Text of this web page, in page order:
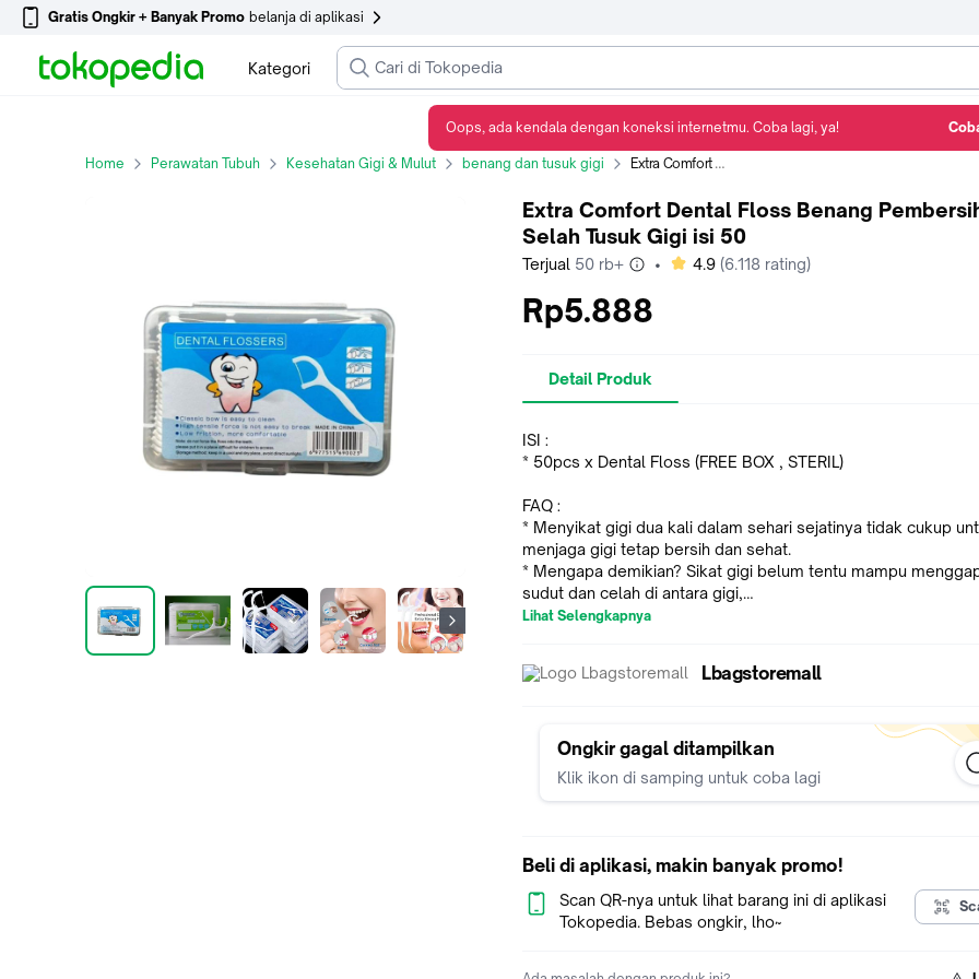
Gratis Ongkir + Banyak Promo belanja di aplikasi
Kategori
Home Perawatan Tubuh Kesehatan Gigi & Mulut benang dan tusuk gigi Extra Comfort Dental Floss Benang Pembersih Selah Tusuk Gigi isi 50
Extra Comfort Dental Floss Benang
Selah Tusuk Gigi isi 50
Terjual 50 rb+ • bintang
4.9 (6.118 rating)
Rp5.888
Detail Produk
ISI :
* 50pcs x Dental Floss (FREE BOX , STERIL)
FAQ :
* Menyikat gigi dua kali dalam sehari sejatinya tidak cukup
menjaga gigi tetap bersih dan sehat.
* Mengapa demikian? Sikat gigi belum tentu mampu
sudut dan celah di antara gigi,
* sehingga sering kali masih ada sisa makanan yang terselip
* Standar food grade yang berarti aman untuk digunakan
Anda.
* Menggunakan alat ini lebih aman dan efektif daripada
menggunakan tusuk gigi pada umumnya.
* Material : Plastic
* Isi : 50 Pcs
* Dimensi : 75 Mm
Lihat Selengkapnya
Lbagstoremall
Ongkir gagal ditampilkan
Klik ikon di samping untuk coba lagi
Beli di aplikasi, makin banyak promo!
Scan QR-nya untuk lihat barang ini di aplikasi
Tokopedia. Bebas ongkir, lho~
Oops, ada kendala dengan koneksi internetmu. Coba lagi, ya!